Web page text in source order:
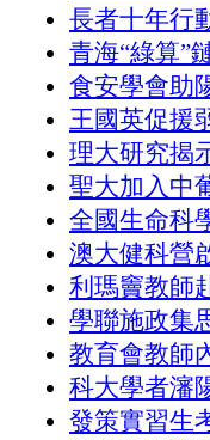
長者十年行
青海“綠算”
食安學會助
王國英促援
理大研究揭
聖大加入中
全國生命科
澳大健科營
利瑪竇教師
學聯施政集
教育會教師
科大學者瀋
發策實習生